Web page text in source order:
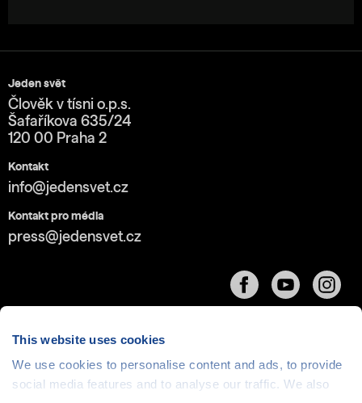
This website uses cookies
We use cookies to personalise content and ads, to provide
social media features and to analyse our traffic. We also
Jeden svět
Člověk v tísni o.p.s.
Šafaříkova 635/24
120 00 Praha 2
Kontakt
info@jedensvet.cz
Kontakt pro média
press@jedensvet.cz
Cookies| © 1999-2026 Člověk v tísni o.p.s., web běží